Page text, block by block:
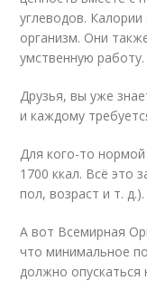
углеводов.
организм. Они
умственную работу.
Друзья, вы уже
и каждому
Для кого-то
1700 ккал. Всё это
пол, возраст и т. д.).
А вот Всемирная
что минимальное
должно опускаться